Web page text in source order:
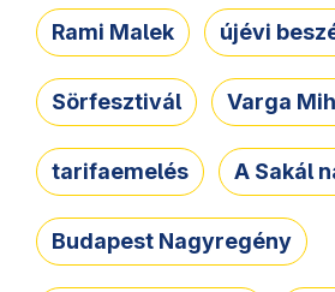
Rami Malek újévi
Sörfesztivál Varga
tarifaemelés A Sakál
Budapest Nagyregény